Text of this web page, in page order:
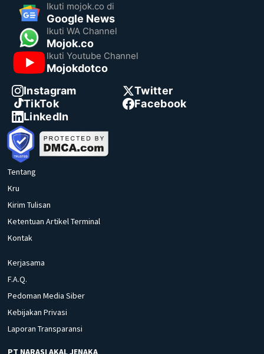
Ikuti mojok.co di
Google News
Ikuti WA Channel
Mojok.co
Ikuti Youtube Channel
Mojokdotco
Instagram
Twitter
TikTok
Facebook
LinkedIn
Tentang
Kru
Kirim Tulisan
Ketentuan Artikel Terminal
Kontak
Kerjasama
F.A.Q.
Pedoman Media Siber
Kebijakan Privasi
Laporan Transparansi
PT NARASI AKAL JENAKA